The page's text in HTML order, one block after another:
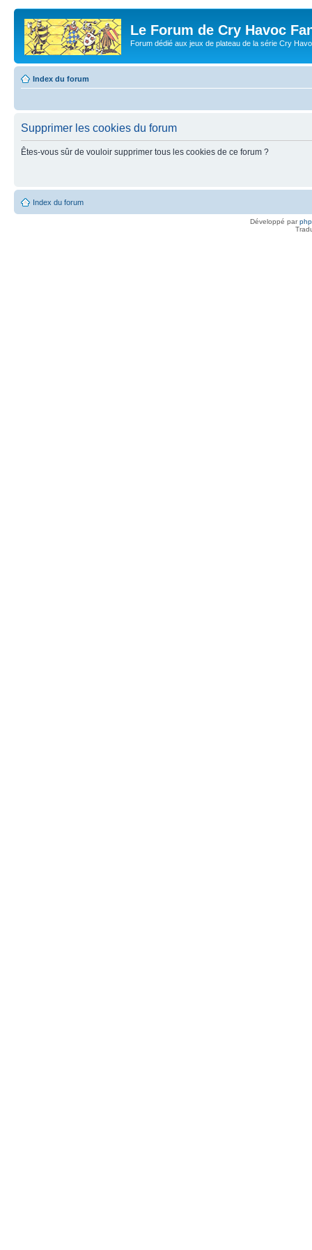
Le Forum de Cry Havoc
Forum dédié aux jeux de plateau de la série Cry
Index du forum
Supprimer les cookies du forum
Êtes-vous sûr de vouloir supprimer tous les cookies de ce forum ?
Index du forum
Développé par